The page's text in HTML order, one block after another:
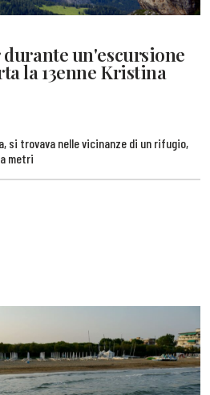
durante un'escursione
la 13enne Kristina
si trovava nelle vicinanze di un rifugio,
metri